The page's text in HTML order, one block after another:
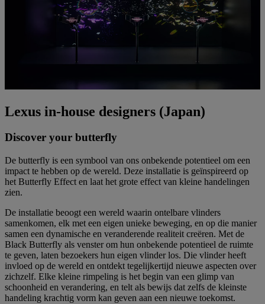
Lexus in-house designers (Japan)
Discover your butterfly
De butterfly is een symbool van ons onbekende potentieel om een
impact te hebben op de wereld. Deze installatie is geïnspireerd op
het Butterfly Effect en laat het grote effect van kleine handelingen
zien.
De installatie beoogt een wereld waarin ontelbare vlinders
samenkomen, elk met een eigen unieke beweging, en op die manier
samen een dynamische en veranderende realiteit creëren. Met de
Black Butterfly als venster om hun onbekende potentieel de ruimte
te geven, laten bezoekers hun eigen vlinder los. Die vlinder heeft
invloed op de wereld en ontdekt tegelijkertijd nieuwe aspecten over
zichzelf. Elke kleine rimpeling is het begin van een glimp van
schoonheid en verandering, en telt als bewijs dat zelfs de kleinste
handeling krachtig vorm kan geven aan een nieuwe toekomst.